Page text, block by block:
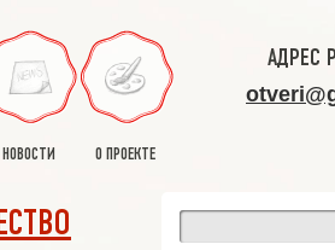
НОВОСТИ О ПРОЕКТЕ
АДРЕС